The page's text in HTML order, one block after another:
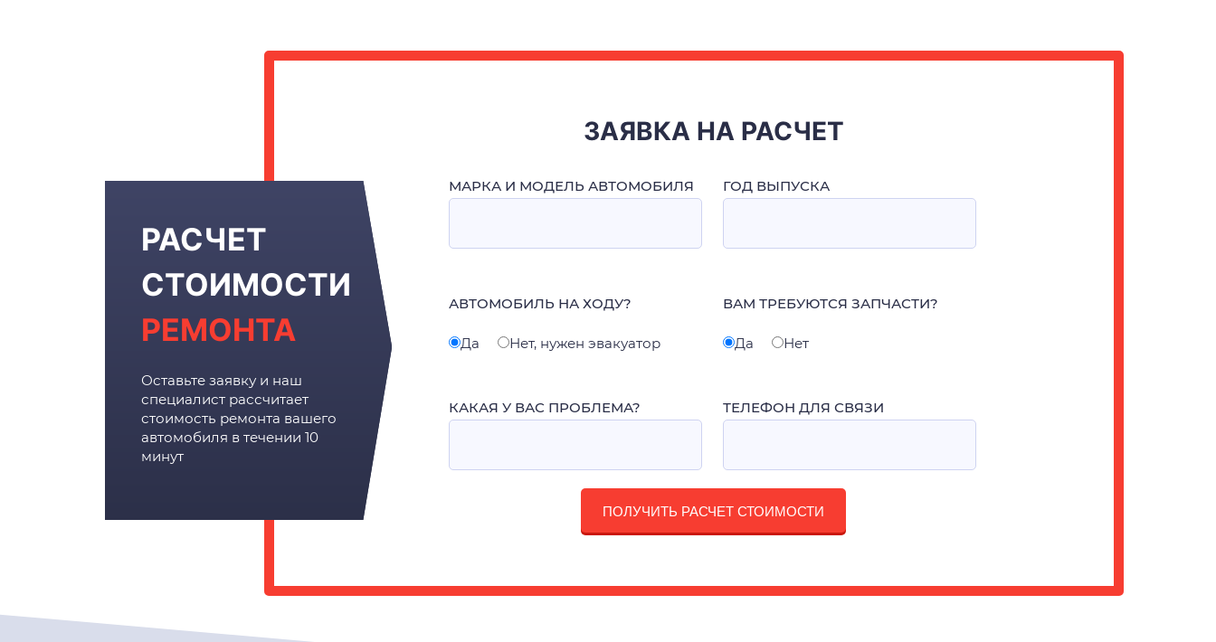
РАСЧЕТ
СТОИМОСТИ
РЕМОНТА
Оставьте заявку и наш
специалист рассчитает
стоимость ремонта вашего
автомобиля в течении 10
минут
ЗАЯВКА НА РАСЧЕТ
МАРКА И МОДЕЛЬ АВТОМОБИЛЯ ГОД ВЫПУСКА
АВТОМОБИЛЬ НА ХОДУ?
Да Нет, нужен эвакуатор
ВАМ ТРЕБУЮТСЯ ЗАПЧАСТИ?
Да Нет
КАКАЯ У ВАС ПРОБЛЕМА? ТЕЛЕФОН ДЛЯ СВЯЗИ
ПОЛУЧИТЬ РАСЧЕТ СТОИМОСТИ